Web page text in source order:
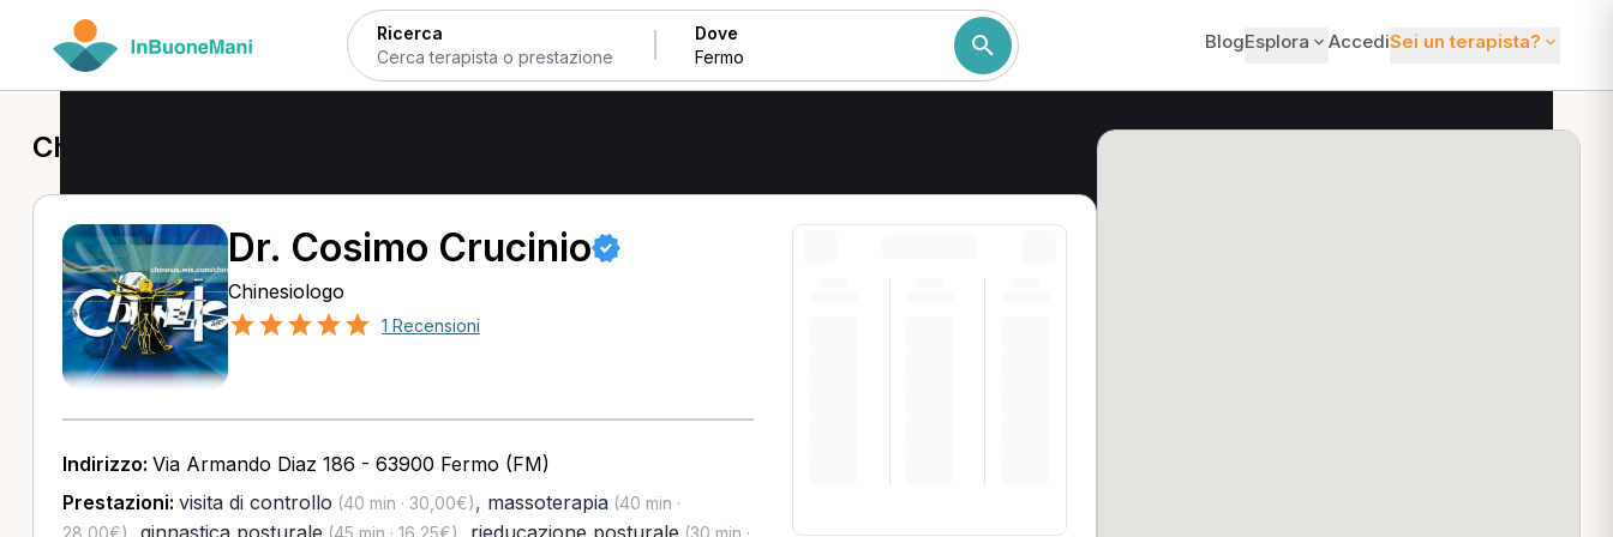
Ricerca Dove BlogEsplora AccediSei un terapista?
Chinesiologo a Fermo
Dr. Cosimo Crucinio
Chinesiologo
1 Recensioni
Indirizzo: Via Armando Diaz 186 - 63900 Fermo (FM)
Prestazioni: visita di controllo (40 min · 30,00€), massoterapia(40 min ·
28,00€)
ginnastica posturale (45 min · 16,25€) rieducazione posturale (30 min ·